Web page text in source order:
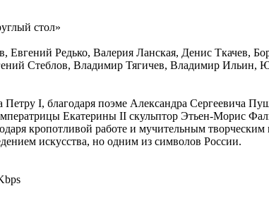
стол»
Евгений Редько, Валерия Ланская, Денис Ткачев,
Стеблов, Владимир Тягичев, Владимир Ильин,
Петру I, благодаря поэме Александра Сергеевича
Екатерины II скульптор Этьен-Морис
кропотливой работе и мучительным творческим
искусства, но одним из символов России.